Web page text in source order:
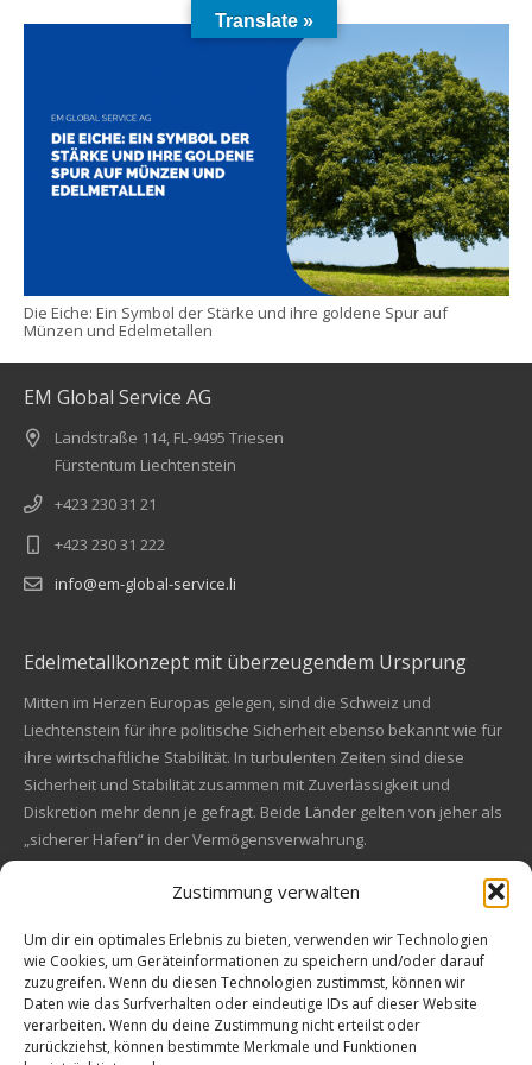
Zustimmung verwalten
Um dir ein optimales Erlebnis zu bieten, verwenden wir Technologien
wie Cookies, um Geräteinformationen zu speichern und/oder darauf
zuzugreifen. Wenn du diesen Technologien zustimmst, können wir
Daten wie das Surfverhalten oder eindeutige IDs auf dieser Website
verarbeiten. Wenn du deine Zustimmung nicht erteilst oder
zurückziehst, können bestimmte Merkmale und Funktionen
Die Eiche: Ein Symbol der Stärke und ihre goldene Spur auf
Münzen und Edelmetallen
EM Global Service AG
Landstraße 114, FL-9495 Triesen
Fürstentum Liechtenstein
+423 230 31 21
+423 230 31 222
info@em-global-service.li
Edelmetallkonzept mit überzeugendem Ursprung
Mitten im Herzen Europas gelegen, sind die Schweiz und
Liechtenstein für ihre politische Sicherheit ebenso bekannt wie für
ihre wirtschaftliche Stabilität. In turbulenten Zeiten sind diese
Sicherheit und Stabilität zusammen mit Zuverlässigkeit und
Diskretion mehr denn je gefragt. Beide Länder gelten von jeher als
„sicherer Hafen“ in der Vermögensverwahrung.
Financial concept of convincing origin
Located in the heart of Europe, Switzerland and Liechtenstein are
also known for their political safety as for their economic stability.
In these turbulent times, security and stability along with reliability
and discretion are more in demand than ever. Both countries are
always a "safe haven" in asset safe.
Translate »
Kundenbewertungen und Erfahrungen zu
EM Global Service AG